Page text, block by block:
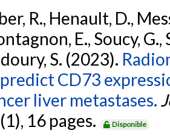
R., Henault, D.,
E., Soucy, G.,
S. (2023).
CD73
liver metastases.
(1), 16 pages. Disponible